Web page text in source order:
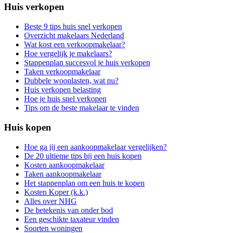
Huis verkopen
Beste 9 tips huis snel verkopen
Overzicht makelaars Nederland
Wat kost een verkoopmakelaar?
Hoe vergelijk je makelaars?
Stappenplan succesvol je huis verkopen
Taken verkoopmakelaar
Dubbele woonlasten, wat nu?
Huis verkopen belasting
Hoe je huis snel verkopen
Tips om de beste makelaar te vinden
Huis kopen
Hoe ga jij een aankoopmakelaar vergelijken?
De 20 ultieme tips bij een huis kopen
Kosten aankoopmakelaar
Taken aankoopmakelaar
Het stappenplan om een huis te kopen
Kosten Koper (k.k.)
Alles over NHG
De betekenis van onder bod
Een geschikte taxateur vinden
Soorten woningen